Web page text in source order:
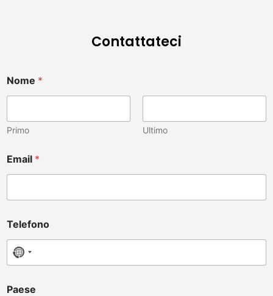
Contattateci
Nome *
Primo Ultimo
Email *
Telefono
No country selected
Paese